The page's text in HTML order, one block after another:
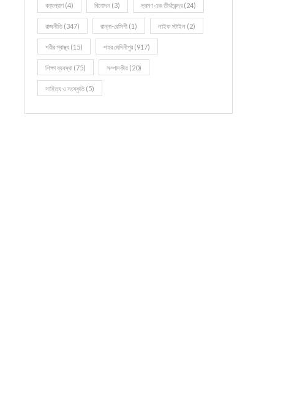
বন্যপ্রাণ (4) বিনোদন (3) ভ্রমণ এবং তীর্থকেন্দ্র (24)
রাজনীতি(347) রান্না-রেসিপী (1) লাইফ স্টাইল (2)
শরীর স্বাস্থ্য (15) শহর মেদিনীপুর (917)
শিক্ষা ব্যবস্থা (75) সম্পাদকীয় (20)
সাহিত্য ও সংস্কৃতি(5)